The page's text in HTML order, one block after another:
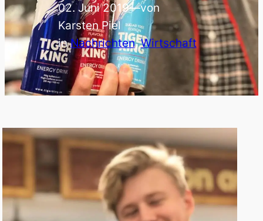
02. Juni 2019—von
Karsten Piel
inNachrichten, Wirtschaft